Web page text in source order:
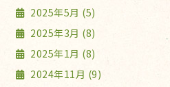
2025年5月 (5)
2025年3月 (8)
2025年1月 (8)
2024年11月 (9)